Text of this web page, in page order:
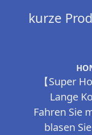
kurze
【Super
Lange
Fahren Sie
blasen